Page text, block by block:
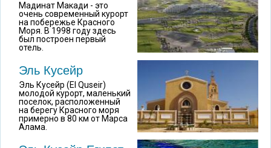
Мадинат Макади - это
очень современный курорт
на побережье Красного
Моря. В 1998 году здесь
был построен первый
отель.
Эль Кусейр
Эль Кусейр (El Quseir)
молодой курорт, маленький
поселок, расположенный
на берегу Красного моря
примерно в 80 км от Марса
Алама.